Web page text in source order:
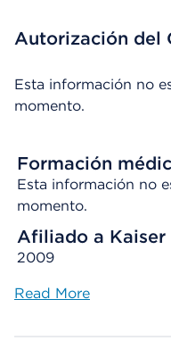
Autorización del
Esta información no
momento.
Formación
Esta información no
momento.
Afiliado a Kaiser
2009
Read More